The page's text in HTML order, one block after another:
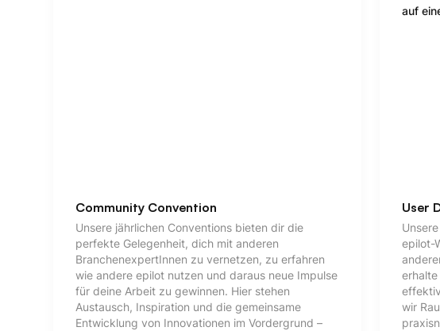
Community Convention
Unsere jährlichen Conventions bieten dir die
perfekte Gelegenheit, dich mit anderen
BranchenexpertInnen zu vernetzen, zu erfahren
wie andere epilot nutzen und daraus neue Impulse
für deine Arbeit zu gewinnen. Hier stehen
Austausch, Inspiration und die gemeinsame
Entwicklung von Innovationen im Vordergrund –
User
epilot-
wir